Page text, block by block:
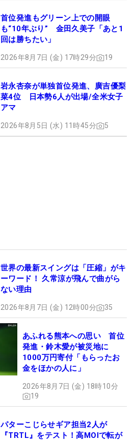
首位発進もグリーン上での開眼
も“10年ぶり” 金田久美子「あと1
回は勝ちたい」
2026年8月7日 (金) 17時29分 19
岩永杏奈が単独首位発進、廣吉優梨
菜4位 日本勢6人が出場/全米女子
アマ
2026年8月5日 (水) 11時45分 5
世界の最新スイングは「圧縮」がキ
ーワード！ 久常涼が飛んで曲がら
ない理由
2026年8月7日 (金) 12時00分 35
あふれる熊本への思い 首位
発進・鈴木愛が被災地に
1000万円寄付「もらったお
金をほかの人に」
2026年8月7日 (金) 18時10分
19
パターこじらせギア担当2人が
『TRTL』をテスト！高MOIで転が